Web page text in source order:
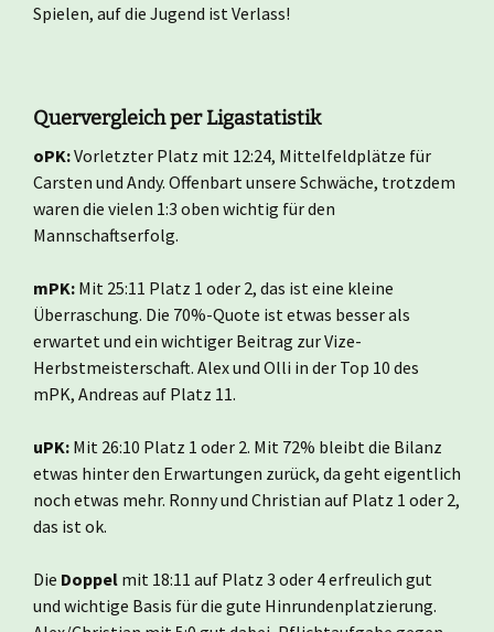
Spielen, auf die Jugend ist Verlass!
Quervergleich per Ligastatistik
oPK:Vorletzter Platz mit 12:24, Mittelfeldplätze für
Carsten und Andy. Offenbart unsere Schwäche, trotzdem
waren die vielen 1:3 oben wichtig für den
Mannschaftserfolg.
mPK: Mit 25:11 Platz 1 oder 2, das ist eine kleine
Überraschung. Die 70%-Quote ist etwas besser als
erwartet und ein wichtiger Beitrag zur Vize-
Herbstmeisterschaft. Alex und Olli in der Top 10 des
mPK, Andreas auf Platz 11.
uPK: Mit 26:10 Platz 1 oder 2. Mit 72% bleibt die Bilanz
etwas hinter den Erwartungen zurück, da geht eigentlich
noch etwas mehr. Ronny und Christian auf Platz 1 oder 2,
das ist ok.
Die Doppel mit 18:11 auf Platz 3 oder 4 erfreulich gut
und wichtige Basis für die gute Hinrundenplatzierung.